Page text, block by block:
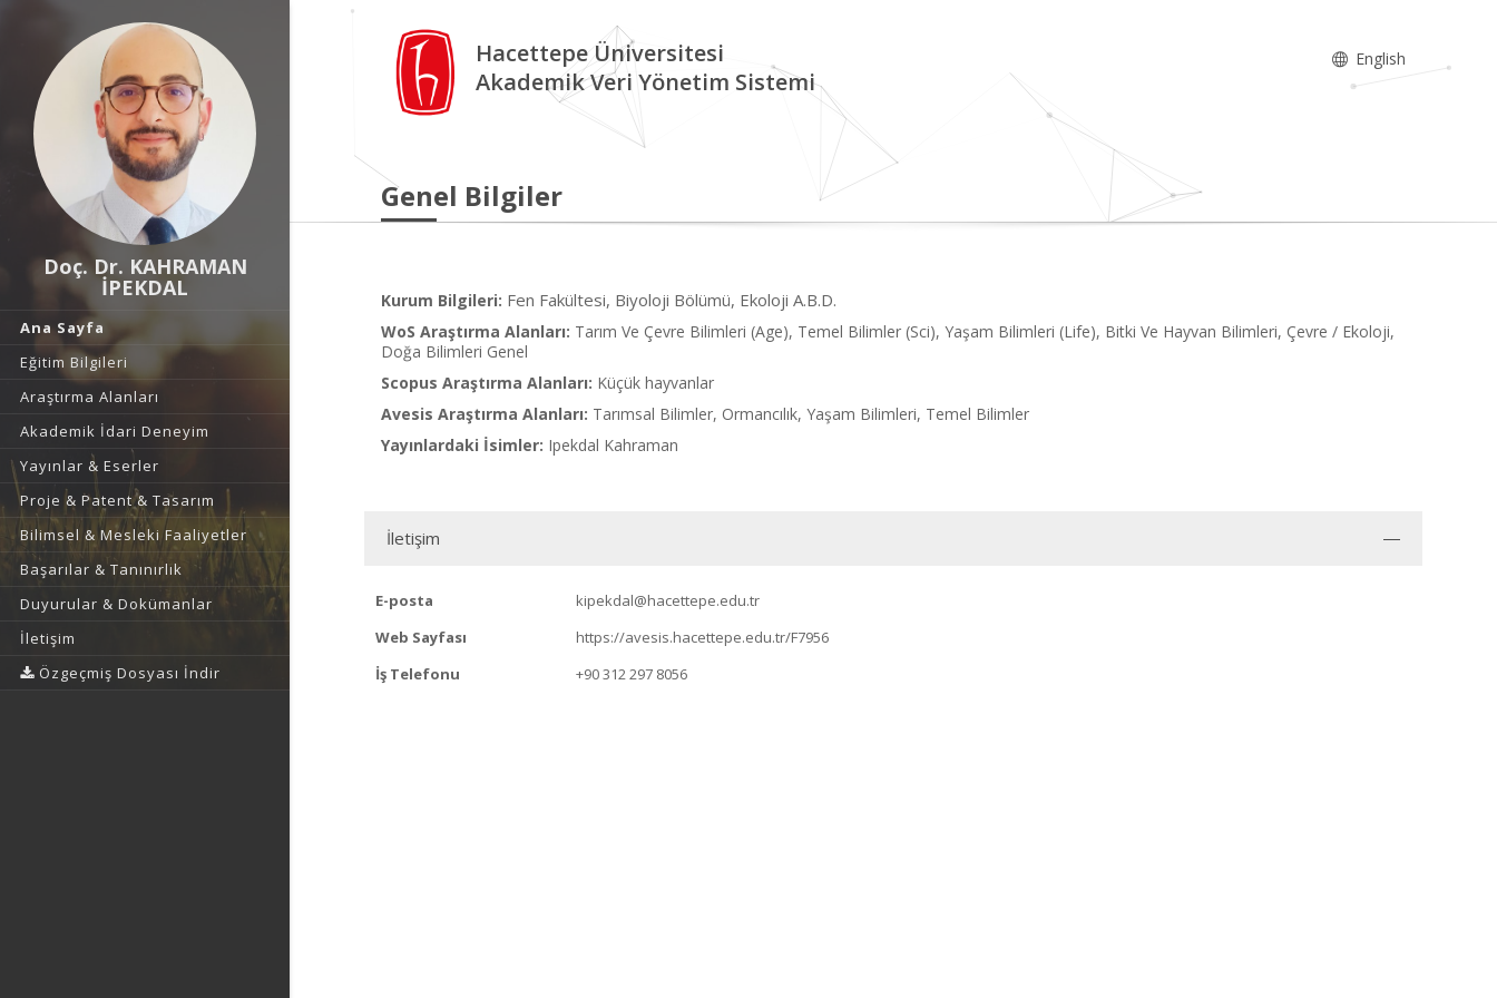
Doç. Dr. KAHRAMAN
İPEKDAL
Ana Sayfa
Eğitim Bilgileri
Araştırma Alanları
Akademik İdari Deneyim
Yayınlar & Eserler
Proje & Patent & Tasarım
Bilimsel & Mesleki Faaliyetler
Başarılar & Tanınırlık
Duyurular & Dokümanlar
İletişim
Özgeçmiş Dosyası İndir
Hacettepe Üniversitesi
Akademik Veri Yönetim Sistemi
English
Genel Bilgiler
Kurum Bilgileri: Fen Fakültesi, Biyoloji Bölümü, Ekoloji A.B.D.
WoS Araştırma Alanları: Tarım Ve Çevre Bilimleri (Age), Temel Bilimler (Sci), Yaşam Bilimleri (Life), Bitki Ve Hayvan Bilimleri, Çevre / Ekoloji,
Doğa Bilimleri Genel
Scopus Araştırma Alanları: Küçük hayvanlar
Avesis Araştırma Alanları: Tarımsal Bilimler, Ormancılık, Yaşam Bilimleri, Temel Bilimler
Yayınlardaki İsimler: Ipekdal Kahraman
İletişim
E-posta
kipekdal@hacettepe.edu.tr
Web Sayfası
https://avesis.hacettepe.edu.tr/F7956
İş Telefonu
+90 312 297 8056